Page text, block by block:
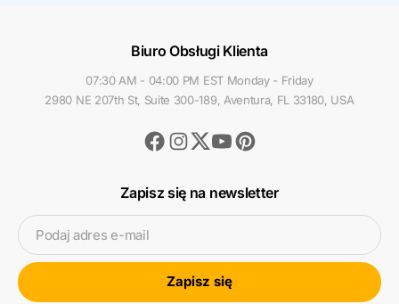
Biuro Obsługi Klienta
07:30 AM - 04:00 PM EST Monday - Friday
2980 NE 207th St, Suite 300-189, Aventura, FL 33180, USA
Facebook
Instagram
TwitterYoutubePinterest
Zapisz się na newsletter
Podaj adres e-mail
Zapisz się